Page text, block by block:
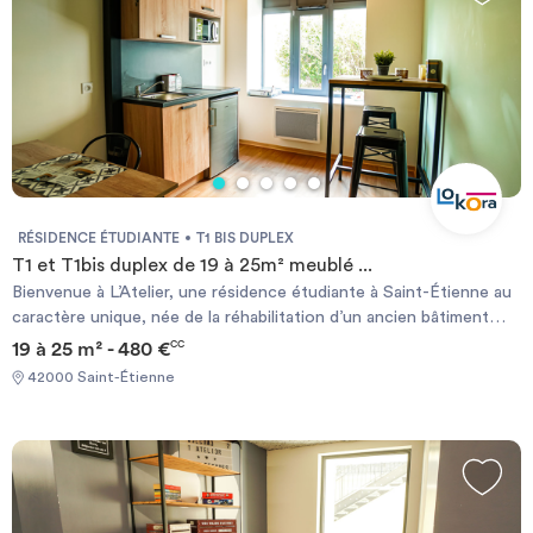
RÉSIDENCE ÉTUDIANTE T1 BIS DUPLEX
T1 et T1bis duplex de 19 à 25m² meublé ...
Bienvenue à L’Atelier, une résidence étudiante à Saint-Étienne au
caractère unique, née de la réhabilitation d’un ancien bâtiment
industriel datant de 1898, imaginé par l’architecte stéphanois
Pierre Lamaizière. Située dans un quartier résidentiel calme, à
seulement 10 minutes du centre-ville de Saint-Étienne, la
immédiate des commerces, restaurants et services. Grâce à ses
deux lignes de tramway et ses nombreuses lignes de bus, les
principaux campus universitaires et établissements
d’enseignement supérieur sont facilement accessibles. Plus qu’un
19 à 25 m² - 480 €CC
42000 Saint-Étienne